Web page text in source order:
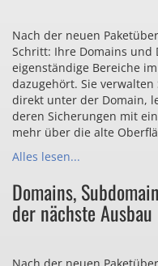
Nach der neuen
Schritt: Ihre Domains und
eigenständige Bereiche
dazugehört. Sie
direkt unter der Domain,
deren Sicherungen mit
mehr über die alte
Alles lesen...
Domains,
der nächste